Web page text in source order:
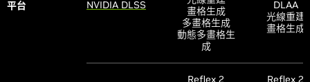
平台 NVIDIA DLSS
畫格生成
多畫格生成
動態多畫格生
成
DLAA
光線重建
畫格生成
Reflex 2
Reflex 2